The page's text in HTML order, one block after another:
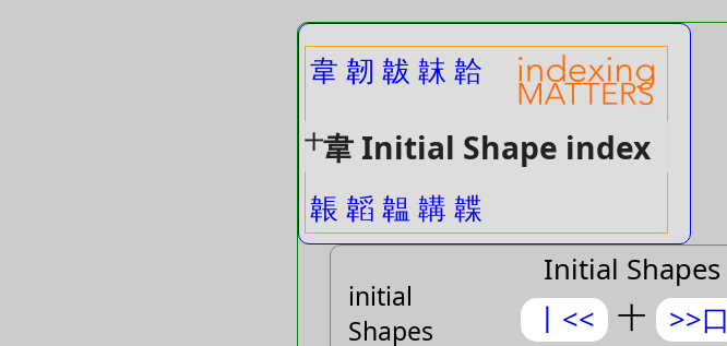
十韋 Initial Shape index
韋 韌 韍 韎 韐
韔 韜 韞 韝 韘
initial
Shapes
Initial Shapes
丨<<
十
>>口